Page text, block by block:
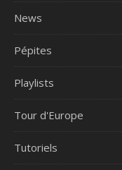
News
Pépites
Playlists
Tour d'Europe
Tutoriels